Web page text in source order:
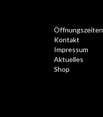
Öffnungszeiten
Kontakt
Impressum
Aktuelles
Shop